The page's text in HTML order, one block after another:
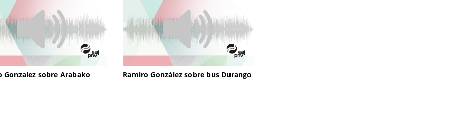
Gonzalez sobre Arabako Ramiro González sobre bus Durango